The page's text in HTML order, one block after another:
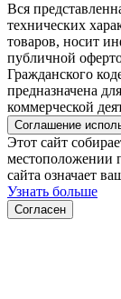
Вся
технических
товаров, носит
публичной
Гражданского
предназначена
коммерческой
Соглашение
Этот сайт
местоположении
сайта означает
Узнать больше
Согласен